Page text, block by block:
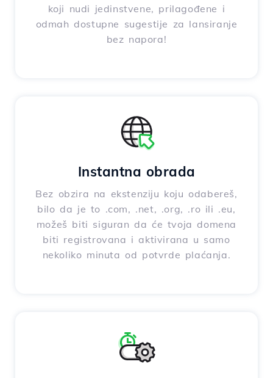
koji nudi jedinstvene, prilagođene i
odmah dostupne sugestije za lansiranje
bez napora!
Instantna obrada
Bez obzira na ekstenziju koju odabereš,
bilo da je to .com, .net, .org, .ro ili .eu,
možeš biti siguran da će tvoja domena
biti registrovana i aktivirana u samo
nekoliko minuta od potvrde plaćanja.